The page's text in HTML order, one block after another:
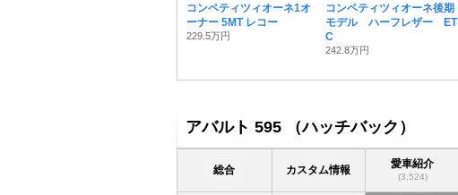
コンペティツィオーネ1オ
ーナー 5MT レコー
229.5万円
コンペティツィオーネ後期
モデル ハーフレザー ET
C
242.8万円
アバルト 595 （ハッチバック）
総合 カスタム情報
愛車紹介
(3,524)